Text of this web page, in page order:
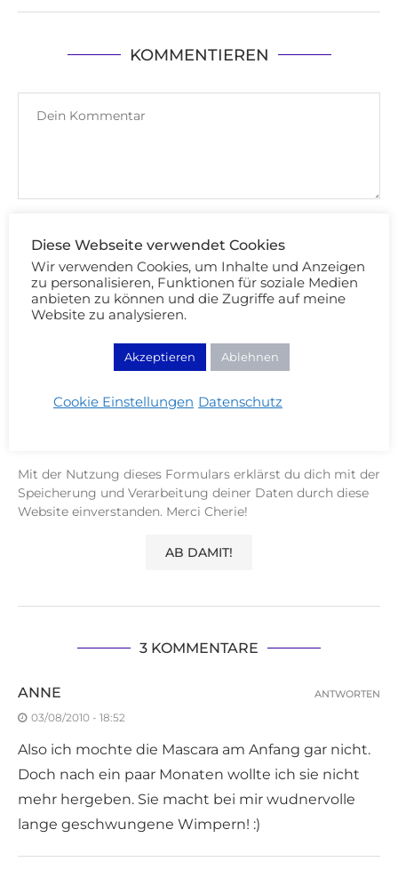
KOMMENTIEREN
Mit der Nutzung dieses Formulars erklärst du dich mit der
Speicherung und Verarbeitung deiner Daten durch diese
Website einverstanden. Merci Cherie!
3 KOMMENTARE
ANNE
03/08/2010 - 18:52
Also ich mochte die Mascara am Anfang gar nicht.
Doch nach ein paar Monaten wollte ich sie nicht
mehr hergeben. Sie macht bei mir wudnervolle
lange geschwungene Wimpern! :)
ANTWORTEN
Diese Webseite verwendet Cookies
Wir verwenden Cookies, um Inhalte und Anzeigen
zu personalisieren, Funktionen für soziale Medien
anbieten zu können und die Zugriffe auf meine
Website zu analysieren.
Akzeptieren Ablehnen
Cookie Einstellungen Datenschutz